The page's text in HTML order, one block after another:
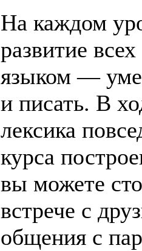
На каждом
развитие
языком —
и писать. В
лексика
курса
вы можете
встрече с
общения с